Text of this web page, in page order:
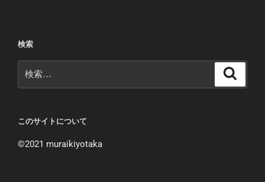
検索
索:
このサイトについて
©︎2021 muraikiyotaka